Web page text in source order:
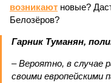
возникают новые?
Белозёров?
Гарник Туманян,
– Вероятно, в случае
своими европейскими